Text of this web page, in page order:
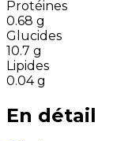
Protéines
0.68 g
Glucides
10.7 g
Lipides
0.04 g
En détail